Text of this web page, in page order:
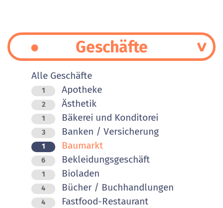
Geschäfte
Alle Geschäfte
1 Apotheke
2 Ästhetik
1 Bäkerei und Konditorei
3 Banken / Versicherung
1 Baumarkt
6 Bekleidungsgeschäft
1 Bioladen
4 Bücher / Buchhandlungen
4 Fastfood-Restaurant